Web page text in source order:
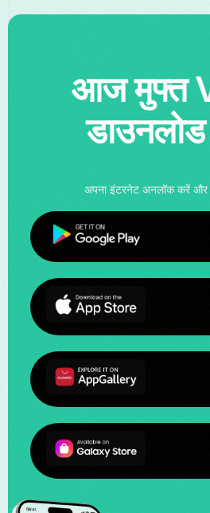
आज मुफ्त
अपना इंटरनेट अनलॉक करें और